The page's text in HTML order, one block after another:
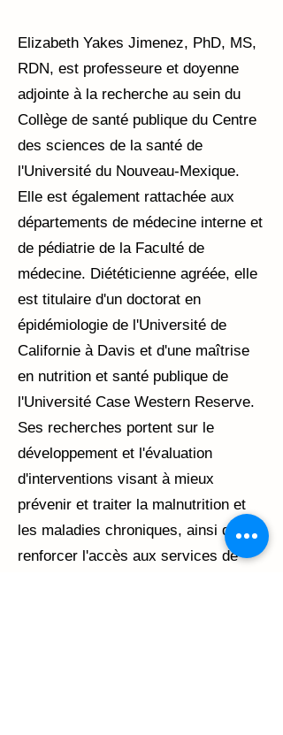
Elizabeth Yakes Jimenez, PhD, MS,
RDN, est professeure et doyenne
adjointe à la recherche au sein du
Collège de santé publique du Centre
des sciences de la santé de
l'Université du Nouveau-Mexique.
Elle est également rattachée aux
départements de médecine interne et
de pédiatrie de la Faculté de
médecine. Diététicienne agréée, elle
est titulaire d'un doctorat en
épidémiologie de l'Université de
Californie à Davis et d'une maîtrise
en nutrition et santé publique de
l'Université Case Western Reserve.
Ses recherches portent sur le
développement et l'évaluation
d'interventions visant à mieux
prévenir et traiter la malnutrition et
les maladies chroniques, ainsi qu'à
renforcer l'accès aux services de